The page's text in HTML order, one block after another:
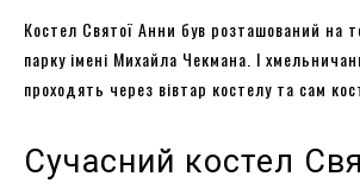
Костел Святої Анни був розташований на
парку імені Михайла Чекмана. І
проходять через вівтар костелу та сам
Сучасний костел